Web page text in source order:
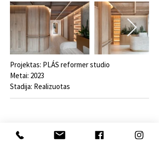
Projektas: PLÁS reformer studio
Metai: 2023
Stadija: Realizuotas